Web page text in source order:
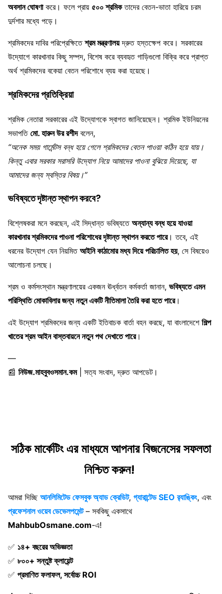
অবসান ঘোষণাকরে। ফলে প্রায় ৫০০ শ্রমিকতাদের বেতন-ভাতা হারিয়ে চরম
দুর্দশার মধ্যে পড়ে।
শ্রমিকদের দাবির পরিপ্রেক্ষিতেশ্রম মন্ত্রণালয়দ্রুত হস্তক্ষেপ করে। সরকারের
উদ্যোগে কারখানার কিছু সম্পদ, বিশেষ করে ব্যবহৃত গাড়িগুলো বিক্রি করে প্রাপ্ত
অর্থ শ্রমিকদের বকেয়া বেতন পরিশোধে ব্যয় করা হয়েছে।
শ্রমিকদের প্রতিক্রিয়া
শ্রমিক নেতারা সরকারের এই উদ্যোগকে স্বাগত জানিয়েছেন। শ্রমিক ইউনিয়নের
সভাপতি মো. হারুন উর রশীদবলেন,
“অনেক সময় গার্মেন্টস বন্ধ হয়ে গেলে শ্রমিকদের বেতন পাওয়া কঠিন হয়ে যায়।
কিন্তু এবার সরকার সরাসরি উদ্যোগ নিয়ে আমাদের পাওনা বুঝিয়ে দিয়েছে, যা
আমাদের জন্য স্বস্তির বিষয়।”
ভবিষ্যতে দৃষ্টান্ত স্থাপন করবে?
বিশ্লেষকরা মনে করছেন, এই সিদ্ধান্ত ভবিষ্যতে অন্যান্য বন্ধ হয়ে যাওয়া
কারখানার শ্রমিকদের পাওনা পরিশোধের দৃষ্টান্ত স্থাপন করতে পারে। তবে, এই
ধরনের উদ্যোগ যেন নিয়মিত আইনি কাঠামোর মধ্য দিয়ে পরিচালিত হয়, সে বিষয়েও
আলোচনা চলছে।
শ্রম ও কর্মসংস্থান মন্ত্রণালয়ের একজন ঊর্ধ্বতন কর্মকর্তা জানান, ভবিষ্যতে এমন
পরিস্থিতি মোকাবিলার জন্য নতুন একটি নীতিমালা তৈরি করা হতে পারে।
এই উদ্যোগ শ্রমিকদের জন্য একটি ইতিবাচক বার্তা বহন করছে, যা বাংলাদেশে শিল্প
খাতের শ্রম আইন বাস্তবায়নে নতুন পথ দেখাতে পারে।
—
📰 নিউজ.মাহবুবওসমান.কম| সত্য সংবাদ, দ্রুত আপডেট।
সঠিক মার্কেটিং এর মাধ্যমে আপনার বিজনেসের সফলতা
নিশ্চিত করুন!
আমরা দিচ্ছি আনলিমিটেড ফেসবুক অ্যাড ক্রেডিট, গ্যারান্টেড SEO র‍্যাঙ্কিং, এবং
প্রফেশনাল ওয়েব ডেভেলপমেন্ট– সবকিছু একসাথে
MahbubOsmane.com-এ!
✅ ১৪+ বছরের অভিজ্ঞতা
✅ ৮০০+ সন্তুষ্ট ক্লায়েন্ট
✅ প্রমাণিত ফলাফল, সর্বোচ্চ ROI